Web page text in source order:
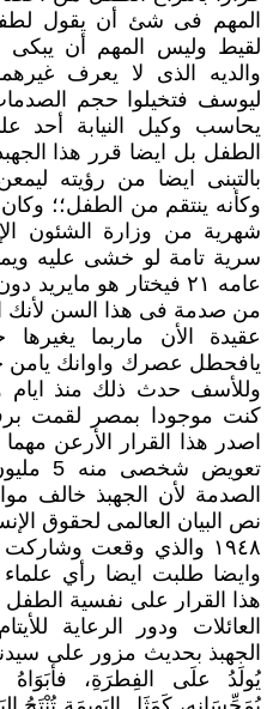
المهم فى شئ أن يقول
لقيط وليس المهم أن
والديه الذى لا يعرف
ليوسف فتخيلوا حجم
يحاسب وكيل النيابة أحد
الطفل بل ايضا قرر هذا
بالتبنى ايضا من رؤيته
وكأنه ينتقم من الطفل؛؛
شهرية من وزارة الشئون
سرية تامة لو خشى عليه
عامه ٢١ فيختار هو
من صدمة فى هذا السن لأنك
عقيدة الأن ماربما
يافحطل عصرك واوانك يامن
وللأسف حدث ذلك منذ ايام
كنت موجودا بمصر لقمت
اصدر هذا القرار الأرعن
تعويض
الصدمة لأن الجهبذ خالف
١٩٤٨ والذي وقعت
وايضا طلبت ايضا رأي
هذا القرار على نفسية
العائلات ودور الرعاية
الجهبذ بحديث مزور على
يُولَدُ علَى الفِطرَةِ، فأبَوَاهُ